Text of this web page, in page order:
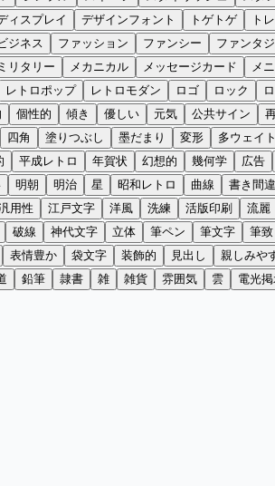
ィスプレイ デザインフォント トゲトゲ ト
ジネス ファッション ファンシー ファンタ
ミリタリー メカニカル メッセージカード メ
レトロポップ レトロモダン ロゴ ロック
個性的 傾き 優しい 元気 公共サイン
四角 塗りつぶし 墨だまり 変形 多ウェイト
平成レトロ 年賀状 幻想的 幾何学 広告
明朝 明治 星 昭和レトロ 曲線 書き間
用性 江戸文字 洋風 洗練 活版印刷 流麗
破線 神代文字 立体 筆ペン 筆文字 筆致
表情豊か 袋文字 装飾的 見出し 親しみや
鉛筆 隷書 雑 雑貨 雰囲気 雲 電光